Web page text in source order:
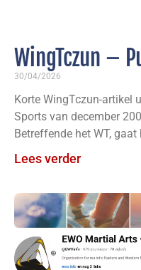
WingTczun –
Effectieve
30/04/2026
Korte WingTczun-artikel
Sports van december
Betreffende het WT,
Lees verder